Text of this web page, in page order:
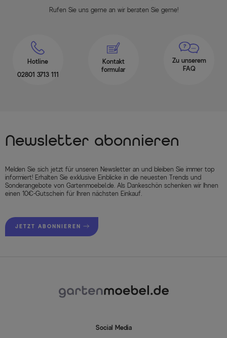
Rufen Sie uns gerne an wir beraten Sie gerne!
Hotline
02801 3713 111
Kontakt
formular
Zu unserem
FAQ
Newsletter abonnieren
Melden Sie sich jetzt für unseren Newsletter an und bleiben Sie immer top
informiert! Erhalten Sie exklusive Einblicke in die neuesten Trends und
Sonderangebote von Gartenmoebel.de. Als Dankeschön schenken wir Ihnen
einen 10€-Gutschein für Ihren nächsten Einkauf.
JETZT ABONNIEREN
Social Media